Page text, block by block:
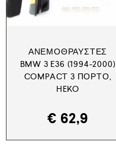
ΑΝΕΜΟΘΡΑΎΣΤΕΣ
BMW 3 E36 (1994-2000)
COMPACT 3 ΠΟΡΤΟ,
HEKO
€ 62,9